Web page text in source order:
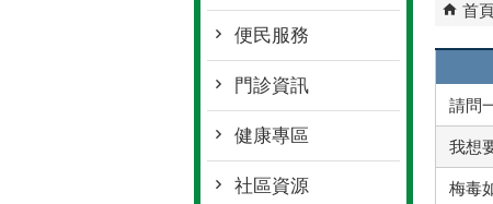
便民服務
門診資訊
健康專區
社區資源
首
請問
我想
梅毒